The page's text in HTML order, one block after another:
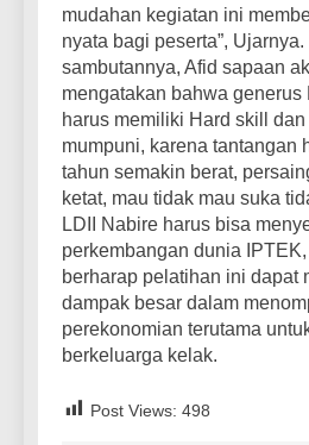
mudahan kegiatan ini
nyata bagi peserta”,
sambutannya, Afid sapaan
mengatakan bahwa generus
harus memiliki Hard skill
mumpuni, karena tantangan
tahun semakin berat,
ketat, mau tidak mau suka
LDII Nabire harus bisa
perkembangan dunia
berharap pelatihan ini dapat
dampak besar dalam
perekonomian terutama
berkeluarga kelak.
Post Views: 498